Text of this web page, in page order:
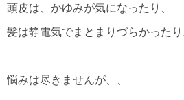
頭皮は、かゆみが気になったり、
髪は静電気でまとまりづらかったり
悩みは尽きませんが、、